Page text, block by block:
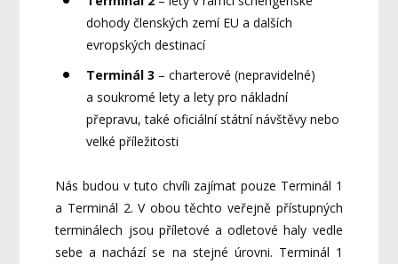
dohody členských zemí EU a dalších
evropských destinací
Terminál 3 – charterové (nepravidelné)
a soukromé lety a lety pro nákladní
přepravu, také oficiální státní návštěvy nebo
velké příležitosti
Nás budou v tuto chvíli zajímat pouze Terminál 1
a Terminál 2. V obou těchto veřejně přístupných
terminálech jsou příletové a odletové haly vedle
sebe a nachází se na stejné úrovni. Terminál 1